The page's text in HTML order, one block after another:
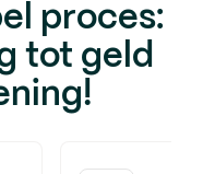
proces:
tot geld